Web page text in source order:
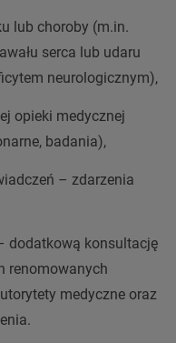
lub choroby (m.in.
serca lub udaru
neurologicznym),
opieki medycznej
badania),
– zdarzenia
dodatkową konsultację
renomowanych
medyczne oraz